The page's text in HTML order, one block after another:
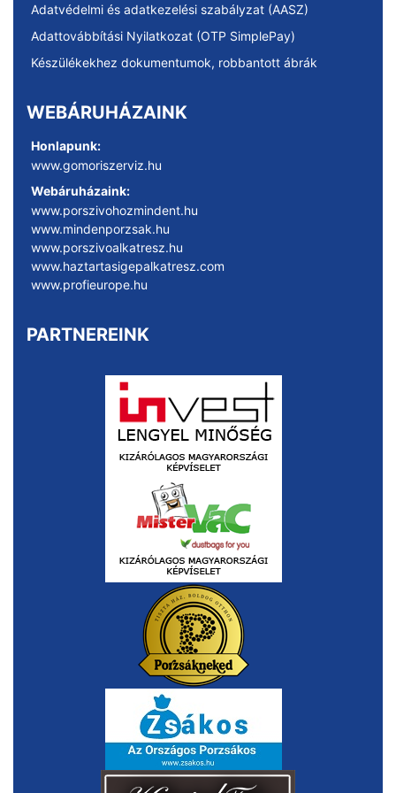
Adatvédelmi és adatkezelési szabályzat (AASZ)
Adattovábbítási Nyilatkozat (OTP SimplePay)
Készülékekhez dokumentumok, robbantott ábrák
WEBÁRUHÁZAINK
Honlapunk:
www.gomoriszerviz.hu
Webáruházaink:
www.porszivohozmindent.hu
www.mindenporzsak.hu
www.porszivoalkatresz.hu
www.haztartasigepalkatresz.com
www.profieurope.hu
PARTNEREINK